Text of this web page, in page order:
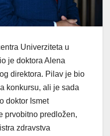
Univerziteta u
je doktora Alena
direktora. Pilav je bio
konkursu, ali je sada
doktor Ismet
prvobitno predložen,
zdravstva